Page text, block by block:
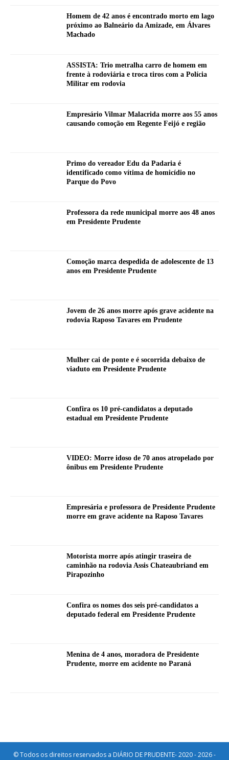
Homem de 42 anos é encontrado morto em lago
próximo ao Balneário da Amizade, em Álvares
Machado
ASSISTA: Trio metralha carro de homem em
frente à rodoviária e troca tiros com a Polícia
Militar em rodovia
Empresário Vilmar Malacrida morre aos 55 anos
causando comoção em Regente Feijó e região
Primo do vereador Edu da Padaria é
identificado como vítima de homicídio no
Parque do Povo
Professora da rede municipal morre aos 48 anos
em Presidente Prudente
Comoção marca despedida de adolescente de 13
anos em Presidente Prudente
Jovem de 26 anos morre após grave acidente na
rodovia Raposo Tavares em Prudente
Mulher cai de ponte e é socorrida debaixo de
viaduto em Presidente Prudente
Confira os 10 pré-candidatos a deputado
estadual em Presidente Prudente
VIDEO: Morre idoso de 70 anos atropelado por
ônibus em Presidente Prudente
Empresária e professora de Presidente Prudente
morre em grave acidente na Raposo Tavares
Motorista morre após atingir traseira de
caminhão na rodovia Assis Chateaubriand em
Pirapozinho
Confira os nomes dos seis pré-candidatos a
deputado federal em Presidente Prudente
Menina de 4 anos, moradora de Presidente
Prudente, morre em acidente no Paraná
© Todos os direitos reservados a DIÁRIO DE PRUDENTE- 2020 - 2026 -